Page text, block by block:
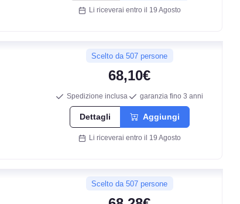
71db
Li riceverai entro il 19 Agosto
Scelto da 507 persone
68,10€
Spedizione inclusa garanzia fino 3 anni
Dettagli Aggiungi
Li riceverai entro il 19 Agosto
Scelto da 507 persone